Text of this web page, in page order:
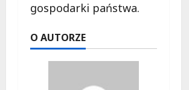
gospodarki państwa.
O AUTORZE